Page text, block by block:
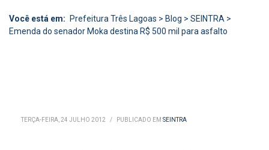
Você está em: Prefeitura Três Lagoas > Blog > SEINTRA >
Emenda do senador Moka destina R$ 500 mil para asfalto
TERÇA-FEIRA, 24 JULHO 2012 / PUBLICADO EM SEINTRA